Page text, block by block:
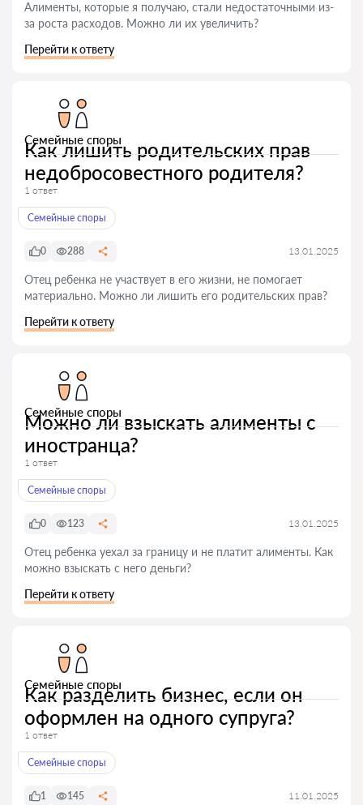
Алименты, которые я получаю, стали недостаточными из-
за роста расходов. Можно ли их увеличить?
Перейти к ответу
Семейные споры
Как лишить родительских прав
недобросовестного родителя?
1 ответ
Семейные споры
0 288 13.01.2025
Отец ребенка не участвует в его жизни, не помогает
материально. Можно ли лишить его родительских прав?
Перейти к ответу
Семейные споры
Можно ли взыскать алименты с
иностранца?
1 ответ
Семейные споры
0 123 13.01.2025
Отец ребенка уехал за границу и не платит алименты. Как
можно взыскать с него деньги?
Перейти к ответу
Семейные споры
Как разделить бизнес, если он
оформлен на одного супруга?
1 ответ
Семейные споры
1 145 11.01.2025